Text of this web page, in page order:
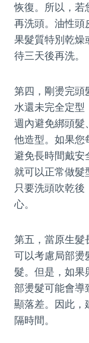
恢復。所以，若
再洗頭。油性頭
果髮質特別乾燥
待三天後再洗。
第四，剛燙完頭
水還未完全定型
週內避免綁頭髮
他造型。如果您
避免長時間戴安
就可以正常做髮
只要洗頭吹乾
心。
第五，當原生髮
可以考慮局部燙
髮。但是，如果
部燙髮可能會導
顯落差。因此，
隔時間。